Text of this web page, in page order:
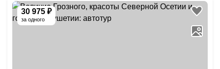
30 975 ₽
за одного